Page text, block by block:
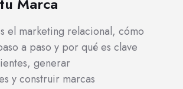
el marketing relacional, cómo
a paso y por qué es clave
generar
y construir marcas